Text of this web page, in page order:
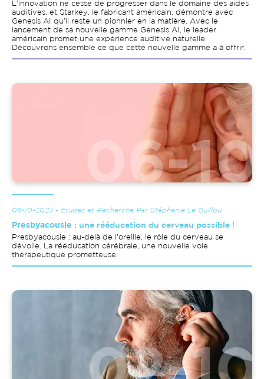
L'innovation ne cesse de progresser dans le domaine des aides
auditives, et Starkey, le fabricant américain, démontre avec
Genesis AI qu'il reste un pionnier en la matière. Avec le
lancement de sa nouvelle gamme Genesis AI, le leader
américain promet une expérience auditive naturelle.
Découvrons ensemble ce que cette nouvelle gamme a à offrir.
Image
06-10-2023 - Etudes et Recherche Par Stéphanie Le Guillou
Presbyacousie : une rééducation du cerveau possible !
Presbyacousie : au-delà de l'oreille, le rôle du cerveau se
dévoile. La rééducation cérébrale, une nouvelle voie
thérapeutique prometteuse.
Image